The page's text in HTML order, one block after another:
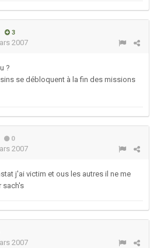
3
2007
?
se débloquent à la fin des missions
0
2007
j'ai victim et ous les autres il ne me
sach's
2007